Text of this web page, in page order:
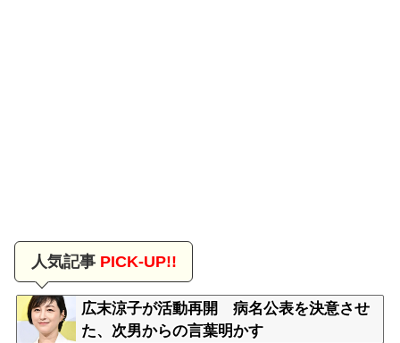
人気記事PICK-UP!!
広末涼子が活動再開 病名公表を決意させ
た、次男からの言葉明かす